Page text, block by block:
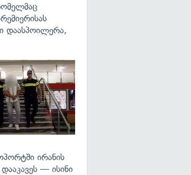
დაასპოილერა,
ირანის
— ისინი